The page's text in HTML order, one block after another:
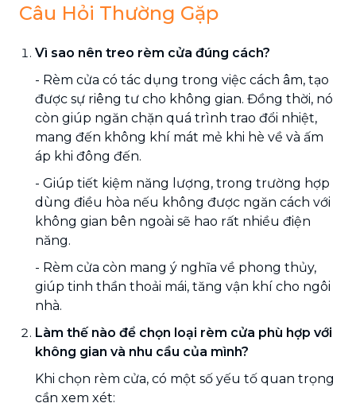
Câu Hỏi Thường Gặp
Vì sao nên treo rèm cửa đúng cách?
- Rèm cửa có tác dụng trong việc cách âm, tạo
được sự riêng tư cho không gian. Đồng thời, nó
còn giúp ngăn chặn quá trình trao đổi nhiệt,
mang đến không khí mát mẻ khi hè về và ấm
áp khi đông đến.
- Giúp tiết kiệm năng lượng, trong trường hợp
dùng điều hòa nếu không được ngăn cách với
không gian bên ngoài sẽ hao rất nhiều điện
năng.
- Rèm cửa còn mang ý nghĩa về phong thủy,
giúp tinh thần thoải mái, tăng vận khí cho ngôi
nhà.
Làm thế nào để chọn loại rèm cửa phù hợp với
không gian và nhu cầu của mình?
Khi chọn rèm cửa, có một số yếu tố quan trọng
cần xem xét: